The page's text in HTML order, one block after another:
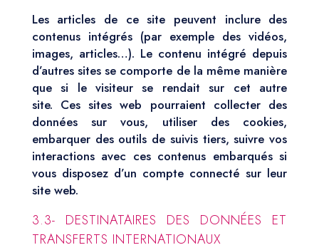
Les articles de ce site peuvent inclure des
contenus intégrés (par exemple des vidéos,
images, articles…). Le contenu intégré depuis
d’autres sites se comporte de la même manière
que si le visiteur se rendait sur cet autre
site. Ces sites web pourraient collecter des
données sur vous, utiliser des cookies,
embarquer des outils de suivis tiers, suivre vos
interactions avec ces contenus embarqués si
vous disposez d’un compte connecté sur leur
site web.
3.3- DESTINATAIRES DES DONNÉES ET
TRANSFERTS INTERNATIONAUX